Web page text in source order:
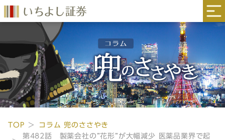
TOP
コラム 兜のささやき
第482話 製薬会社の”花形”が大幅減少 医薬品業界で起